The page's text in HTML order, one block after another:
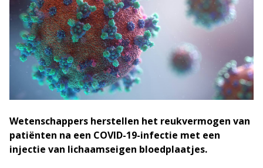
Wetenschappers herstellen het reukvermogen van
patiënten na een COVID-19-infectie met een
injectie van lichaamseigen bloedplaatjes.